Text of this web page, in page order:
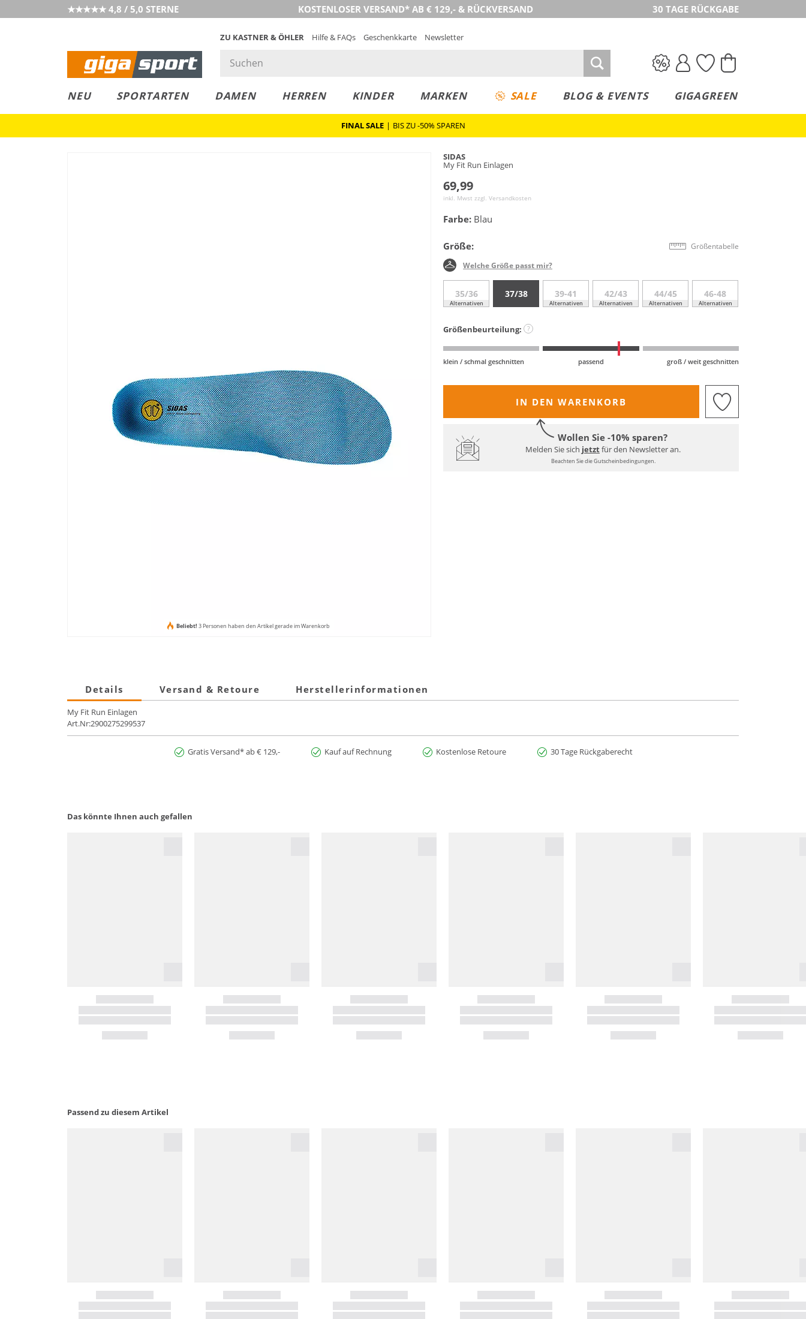
★★★★★ 4,8 / 5,0 STERNE KOSTENLOSER VERSAND* AB € 129,- & RÜCKVERSAND 30 TAGE RÜCKGABE
ZU KASTNER & ÖHLER Hilfe & FAQs Geschenkkarte Newsletter
NEU SPORTARTEN DAMEN HERREN KINDER MARKEN SALE BLOG & EVENTS GIGAGREEN
FINAL SALE | BIS ZU -50% SPAREN
Beliebt! 3 Personen haben den Artikel gerade im Warenkorb
SIDAS
My Fit Run Einlagen
69,99
inkl. Mwst zzgl. Versandkosten
Farbe: Blau
Größe: Größentabelle
Welche Größe passt mir?
35/36
Alternativen
37/38 39-41
Alternativen
42/43
Alternativen
44/45
Alternativen
46-48
Alternativen
Größenbeurteilung: ?
klein / schmal geschnitten passend groß / weit geschnitten
IN DEN WARENKORB
Wollen Sie -10% sparen?
Melden Sie sich jetztfür den Newsletter an.
Beachten Sie die Gutscheinbedingungen.
Details Versand & Retoure Herstellerinformationen
My Fit Run Einlagen
Art.Nr:2900275299537
Gratis Versand* ab € 129,- Kauf auf Rechnung Kostenlose Retoure 30 Tage Rückgaberecht
Das könnte Ihnen auch gefallen
Passend zu diesem Artikel